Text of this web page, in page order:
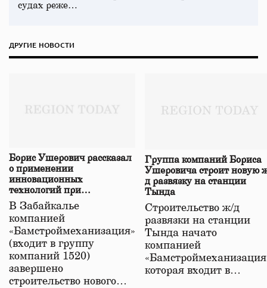
судах реже…
ДРУГИЕ НОВОСТИ
Борис Ушерович рассказал
о применении
инновационных
технологий при
строительстве нового моста
в Забайкалье
В Забайкалье
компанией
«Бамстроймеханизация»
(входит в группу
компаний 1520)
завершено
строительство нового…
Группа компаний Бориса
Ушеровича строит новую
д развязку на станции
Тында
Строительство ж/д
развязки на станции
Тында начато
компанией
которая входит в…